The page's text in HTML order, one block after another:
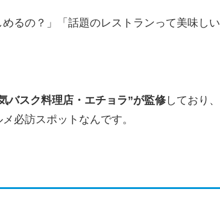
るの？」「話題のレストランって美味しい
バスク料理店・エチョラ”が監修しており、
必訪スポットなんです。